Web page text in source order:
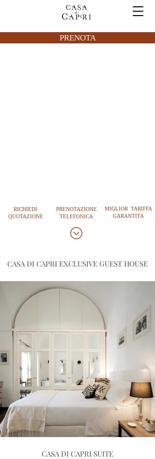
PRENOTA
PRENOTAZIONE
TELEFONICA
RICHIEDI
QUOTAZIONE
MIGLIOR TARIFFA
GARANTITA
CASA DI CAPRI EXCLUSIVE GUEST HOUSE
CASA DI CAPRI SUITE